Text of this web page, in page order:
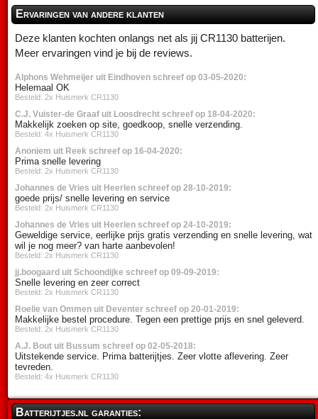
Ervaringen van andere klanten
Deze klanten kochten onlangs net als jij CR1130 batterijen.
Meer ervaringen vind je bij de reviews.
Alphons Wehmeijer uit Eindhoven schreef op 03-05-2020:
Helemaal OK
Besteld: 2x Huismerk CR1130
C.J. Vuister-de Graaf uit Loosdrecht schreef op 18-04-2020:
Makkelijk zoeken op site, goedkoop, snelle verzending.
Besteld: 4x Huismerk CR1130
Anoniem uit Reek schreef op 16-04-2020:
Prima snelle levering
Besteld: 2x Huismerk CR1130
Johannes de Vries uit Heerlen schreef op 28-10-2019:
goede prijs/ snelle levering en service
Besteld: 2x Huismerk CR1130
Johannes de Vries uit Heerlen schreef op 24-10-2019:
Geweldige service, eerlijke prijs gratis verzending en snelle levering, wat
wil je nog meer? van harte aanbevolen!
Besteld: 2x Huismerk CR1130
jj.boogaard uit Schoondijke schreef op 09-09-2019:
Snelle levering en zeer correct
Besteld: 2x Huismerk CR1130
Roelie van Ommen uit Deventer schreef op 20-01-2019:
Makkelijke bestel procedure. Tegen een prettige prijs en snel geleverd.
Besteld: 2x Huismerk CR1130
A.J. Bout uit Bussum schreef op 02-05-2018:
Uitstekende service. Prima batterijtjes. Zeer vlotte aflevering. Zeer
tevreden.
Besteld: 4x Huismerk CR1130
Batterijtjes.nl garanties: